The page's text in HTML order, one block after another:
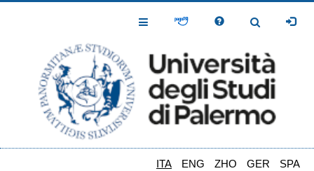
Toggle
Toggle
ITA ENG ZHO GER SPA